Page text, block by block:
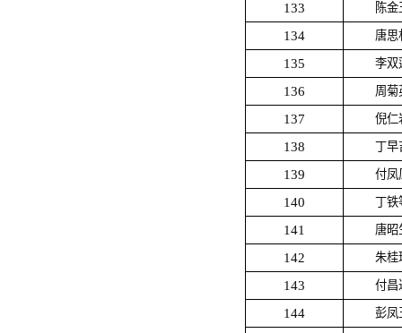
133 陈金
134 唐思
135 李双
136 周菊
137 倪仁
138 丁早
139 付凤
140 丁铁
141 唐昭
142 朱桂
143 付昌
144 彭凤